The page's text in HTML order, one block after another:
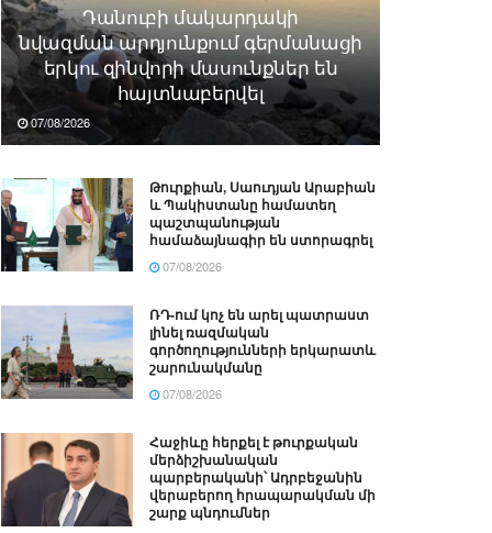
Դանուբի մակարդակի
նվազման արդյունքում գերմանացի
երկու զինվորի մասունքներ են
հայտնաբերվել
07/08/2026
Թուրքիան, Սաուդյան Արաբիան
և Պակիստանը համատեղ
պաշտպանության
համաձայնագիր են ստորագրել
07/08/2026
ՌԴ-ում կոչ են արել պատրաստ
լինել ռազմական
գործողությունների երկարատև
շարունակմանը
07/08/2026
Հաջիևը հերքել է թուրքական
մերձիշխանական
պարբերականի՝ Ադրբեջանին
վերաբերող հրապարակման մի
շարք պնդումներ